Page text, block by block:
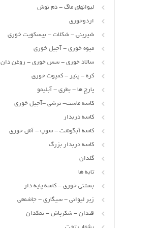
لیوانهای ماگ - دم نوش
اردوخوری
شیرینی - شکلات - بیسکویت خوری
میوه خوری - آجیل خوری
سالاد خوری - سس خوری - روغن دان
کره - پنیر - کمپوت خوری
پارچ ها - بطری - آبلیمو
کاسه ماست- ترشی -آجیل خوری
کاسه دربدار
کاسه آبگوشت - سوپ - آش خوری
کاسه دربدار بزرگ
گلدان
تابه ها
بستنی خوری - کاسه پایه دار
زیر لیوانی - سیگاری - جاشمعی
قندان - شکرپاش - نمکدان